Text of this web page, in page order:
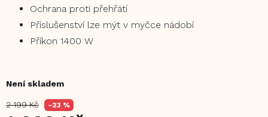
2 199 Kč –23 %
Není skladem
Ochrana proti přehřátí
Příslušenství lze mýt v myčce nádobí
Příkon 1400 W